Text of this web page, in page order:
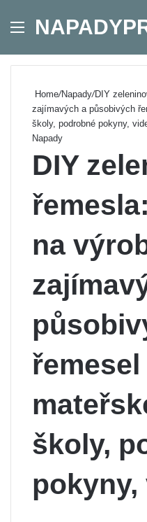
Menu
Home/Napady/DIY
zajímavých a působivých
školy, podrobné pokyny,
Napady
DIY
na
školy,
pokyny,